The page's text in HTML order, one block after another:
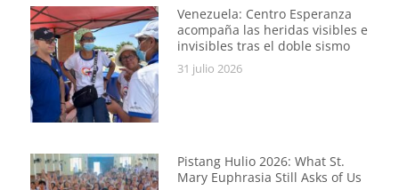
Venezuela: Centro Esperanza
acompaña las heridas visibles e
invisibles tras el doble sismo
31 julio 2026
Pistang Hulio 2026: What St.
Mary Euphrasia Still Asks of Us